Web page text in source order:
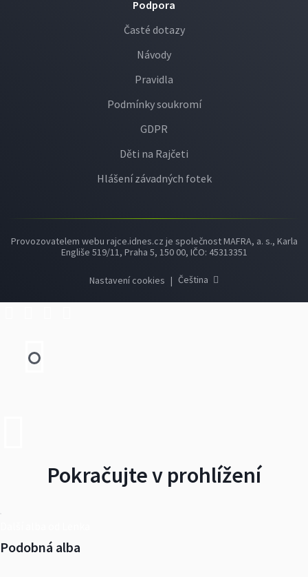
Podpora
Časté dotazy
Návody
Pravidla
Podmínky soukromí
GDPR
Děti na Rajčeti
Hlášení závadných fotek
Provozovatelem webu rajce.idnes.cz je společnost MAFRA, a. s., Karla
Engliše 519/11, Praha 5, 150 00, IČO: 45313351
Nastavení cookies | Čeština
Pokračujte v prohlížení
Podobná alba